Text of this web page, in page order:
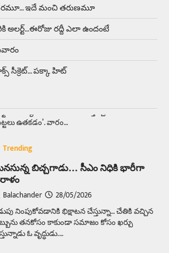
ఇదే మంచి తరుణమూ
అలర్ట్‌…ఈరోజు రద్దీ ఎలా ఉందంటే
సీక్రెట్‌… పక్కా హిట్‌
చోటుచేసుకుంది. ఝాన్సీ–కాన్పూర్ జాతీయ
వేల సంఖ్యలో బీరు…
Trending
ఆదివారం బట్టలు ఉతికితే…జైలుకే
ఉద్యోగి వరకు అందరికీ గుర్తొచ్చే మొదటి పని
ఉతకడం’. వారం…
Trending
బిచ్చగాడు… సీఎం నిధికి భారీగా
Balachander 28/05/2026
నింపుకోవడానికి భిక్షాటన చేస్తున్నా… చేతికి వచ్చిన
తనకోసం కాకుండా సమాజం కోసం ఖర్చు
ఓ వృద్ధుడు.…